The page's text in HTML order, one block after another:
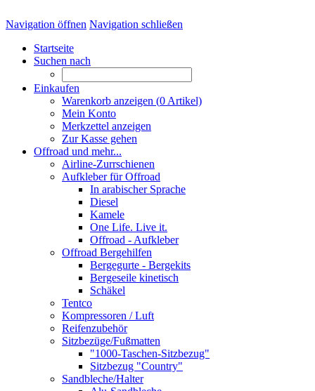
Navigation öffnen Navigation schließen
Startseite
Suchen nach
Einkaufen
Warenkorb anzeigen (0 Artikel)
Mein Konto
Merkzettel anzeigen
Zur Kasse gehen
Offroad und mehr...
Airline-Zurrschienen
Aufkleber für Offroad
In arabischer Sprache
Diesel
Kamele
One Life. Live it.
Offroad - Aufkleber
Offroad Bergehilfen
Bergegurte - Bergekits
Bergeseile kinetisch
Schäkel
Tentco
Kompressoren / Luft
Reifenzubehör
Sitzbezüge/Fußmatten
"1000-Taschen-Sitzbezug"
Sitzbezug "Country"
Sandbleche/Halter